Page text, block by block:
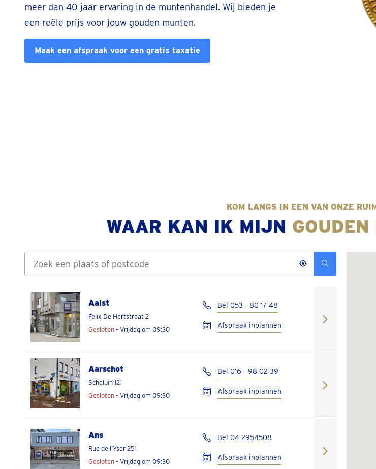
meer dan 40 jaar ervaring in de muntenhandel. Wij bieden je
een reële prijs voor jouw gouden munten.
Maak een afspraak voor een gratis taxatie
KOM LANGS IN EEN VAN ONZE
WAAR KAN IK MIJN
Aalst
Felix De Hertstraat 2
Gesloten • Vrijdag om 09:30
Bel 053 - 80 17 48
Afspraak inplannen
Aarschot
Schaluin 121
Gesloten • Vrijdag om 09:30
Bel 016 - 98 02 39
Afspraak inplannen
Ans
Rue de l'Yser 251
Gesloten • Vrijdag om 09:30
Bel 04 2954508
Afspraak inplannen